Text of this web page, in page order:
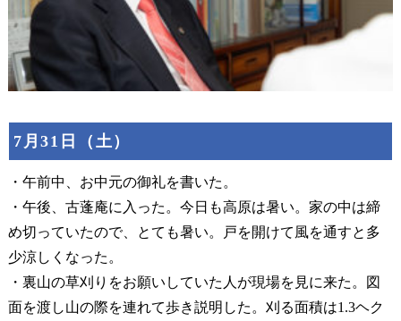
7月31日（土）
・午前中、お中元の御礼を書いた。
・午後、古蓬庵に入った。今日も高原は暑い。家の中は締
め切っていたので、とても暑い。戸を開けて風を通すと多
少涼しくなった。
・裏山の草刈りをお願いしていた人が現場を見に来た。図
面を渡し山の際を連れて歩き説明した。刈る面積は1.3ヘク